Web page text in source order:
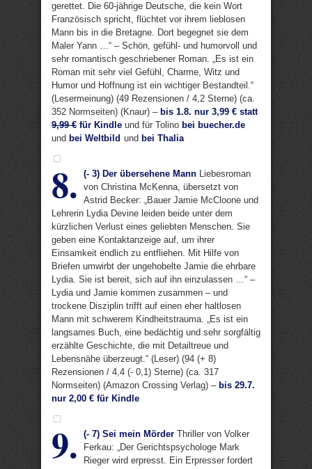
gerettet. Die 60-jährige Deutsche, die kein Wort
Französisch spricht, flüchtet vor ihrem lieblosen
Mann bis in die Bretagne. Dort begegnet sie dem
Maler Yann …“ – Schön, gefühl- und humorvoll und
sehr romantisch geschriebener Roman. „Es ist ein
Roman mit sehr viel Gefühl, Charme, Witz und
Humor und Hoffnung ist ein wichtiger Bestandteil.“
(Lesermeinung) (49 Rezensionen / 4,2 Sterne) (ca.
352 Normseiten) (Knaur) – bis 1.8. nur 3,99 € statt
9,99 € für Kindle und für Tolino bei buecher.de
und bei Weltbild und bei Thalia
8. (- 3) Der übersehene Mann Liebesroman
von Christina McKenna, übersetzt von
Astrid Becker: „Bauer Jamie McCloone und
Lehrerin Lydia Devine leiden beide unter dem
kürzlichen Verlust eines geliebten Menschen. Sie
geben eine Kontaktanzeige auf, um ihrer
Einsamkeit endlich zu entfliehen. Mit Hilfe von
Briefen umwirbt der ungehobelte Jamie die ehrbare
Lydia. Sie ist bereit, sich auf ihn einzulassen …“ –
Lydia und Jamie kommen zusammen – und
trockene Disziplin trifft auf einen eher haltlosen
Mann mit schwerem Kindheitstrauma. „Es ist ein
langsames Buch, eine bedächtig und sehr sorgfältig
erzählte Geschichte, die mit Detailtreue und
Lebensnähe überzeugt.“ (Leser) (94 (+ 8)
Rezensionen / 4,4 (- 0,1) Sterne) (ca. 317
Normseiten) (Amazon Crossing Verlag) – bis 29.7.
nur 2,00 € für Kindle
9. (- 7) Sei mein Mörder Thriller von Volker
Ferkau: „Der Gerichtspsychologe Mark
Rieger wird erpresst. Ein Erpresser fordert